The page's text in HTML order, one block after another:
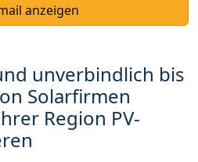
anzeigen
unverbindlich bis
Solarfirmen
Region PV-